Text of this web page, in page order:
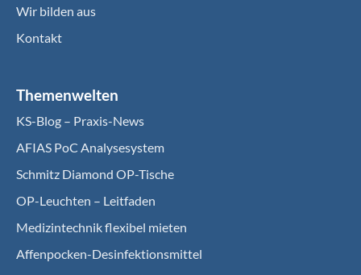
Wir bilden aus
Kontakt
Themenwelten
KS-Blog – Praxis-News
AFIAS PoC Analysesystem
Schmitz Diamond OP-Tische
OP-Leuchten – Leitfaden
Medizintechnik flexibel mieten
Affenpocken-Desinfektionsmittel